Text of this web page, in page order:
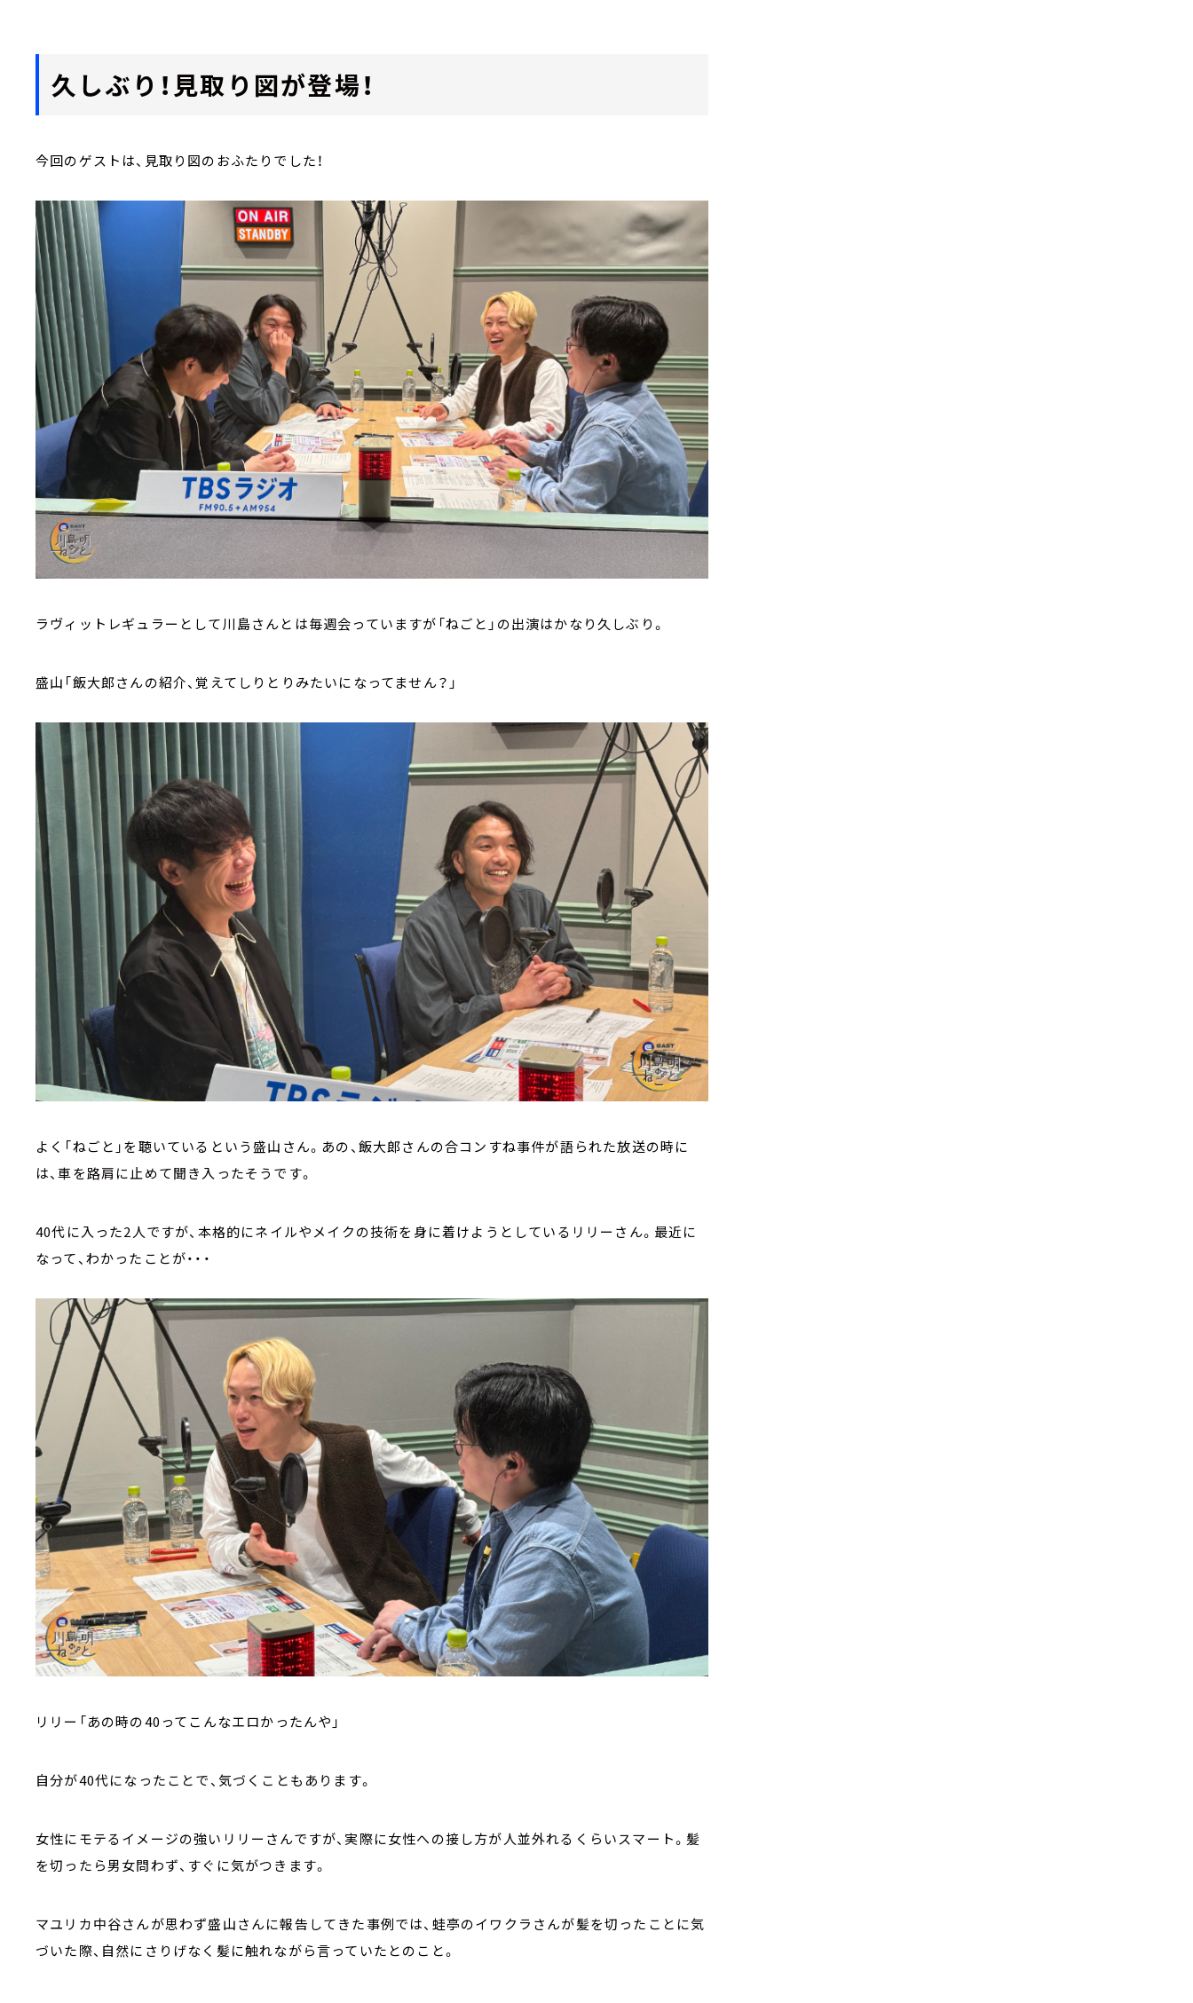
久しぶり！見取り図が登場！
今回のゲストは、見取り図のおふたりでした！
ラヴィットレギュラーとして川島さんとは毎週会っていますが「ねごと」の出演はかなり久しぶり。
盛山「飯大郎さんの紹介、覚えてしりとりみたいになってません？」
よく「ねごと」を聴いているという盛山さん。あの、飯大郎さんの合コンすね事件が語られた放送の時に
は、車を路肩に止めて聞き入ったそうです。
40代に入った2人ですが、本格的にネイルやメイクの技術を身に着けようとしているリリーさん。最近に
なって、わかったことが・・・
リリー「あの時の40ってこんなエロかったんや」
自分が40代になったことで、気づくこともあります。
女性にモテるイメージの強いリリーさんですが、実際に女性への接し方が人並外れるくらいスマート。髪
を切ったら男女問わず、すぐに気がつきます。
マユリカ中谷さんが思わず盛山さんに報告してきた事例では、蛙亭のイワクラさんが髪を切ったことに気
づいた際、自然にさりげなく髪に触れながら言っていたとのこと。